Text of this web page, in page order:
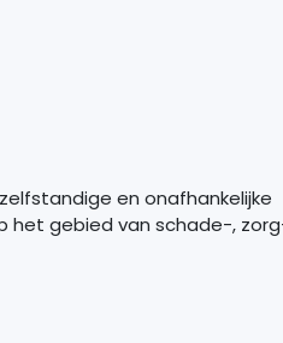
en onafhankelijke
het gebied van schade-,